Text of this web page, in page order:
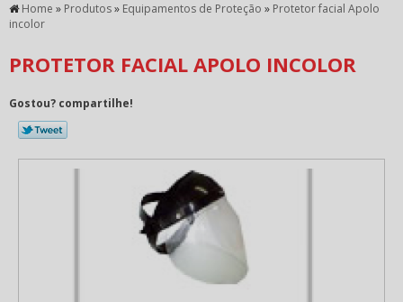
Home » Produtos» Equipamentos de Proteção » Protetor facial Apolo
incolor
PROTETOR FACIAL APOLO INCOLOR
Gostou? compartilhe!